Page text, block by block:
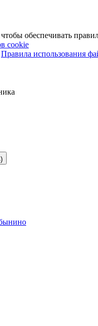
обеспечивать
cookie
Правила использования